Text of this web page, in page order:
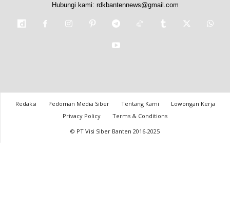
Hubungi kami: rdkbantennews@gmail.com
Redaksi Pedoman Media Siber Tentang Kami
Lowongan Kerja
Privacy Policy
Terms & Conditions
© PT Visi Siber Banten 2016-2025